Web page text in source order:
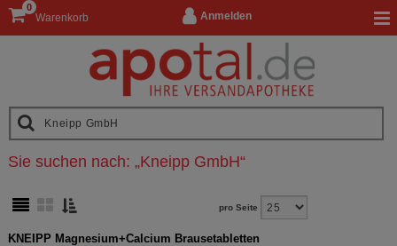
Anmelden
Warenkorb
0
Sie suchen nach: „Kneipp GmbH“
pro Seite
KNEIPP Magnesium+Calcium Brausetabletten